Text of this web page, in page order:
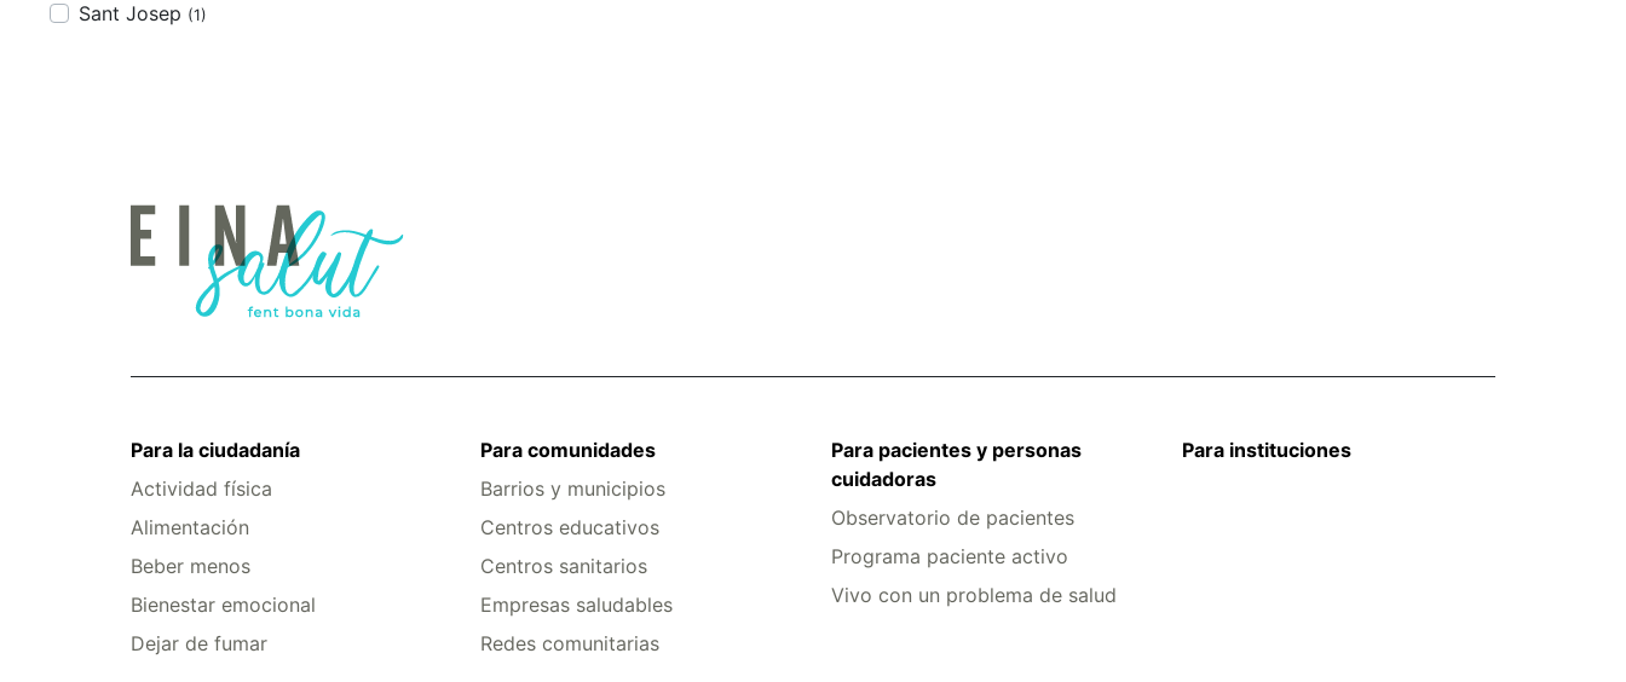
Sant Josep (1)
Para la ciudadanía
Actividad física
Alimentación
Beber menos
Bienestar emocional
Dejar de fumar
Para comunidades
Barrios y municipios
Centros educativos
Centros sanitarios
Empresas saludables
Redes comunitarias
Para pacientes y personas
cuidadoras
Observatorio de pacientes
Programa paciente activo
Vivo con un problema de salud
Para instituciones